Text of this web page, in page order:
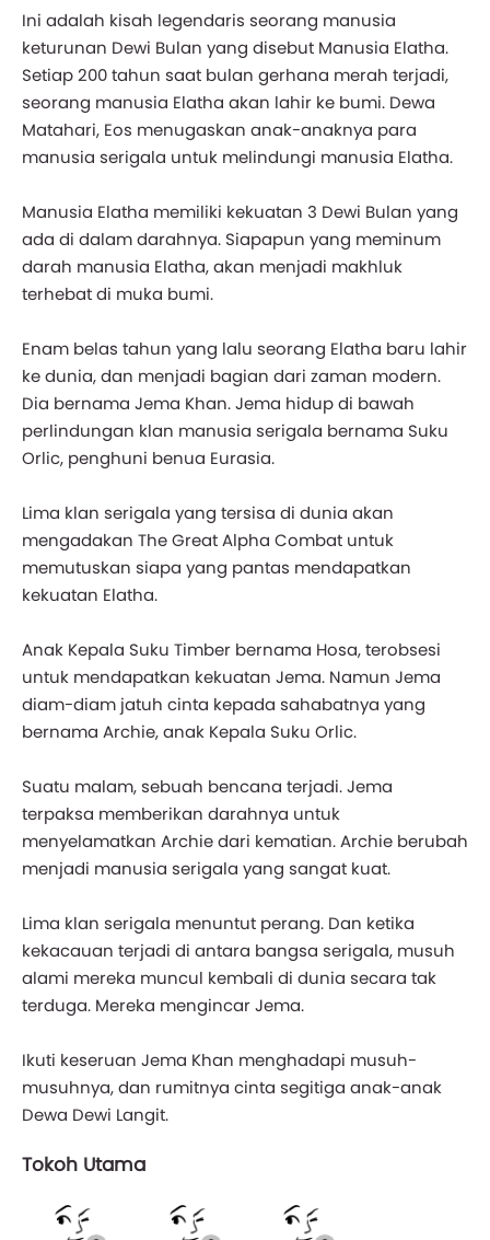
Ini adalah kisah legendaris seorang manusia
keturunan Dewi Bulan yang disebut Manusia Elatha.
Setiap 200 tahun saat bulan gerhana merah terjadi,
seorang manusia Elatha akan lahir ke bumi. Dewa
Matahari, Eos menugaskan anak-anaknya para
manusia serigala untuk melindungi manusia Elatha.
Manusia Elatha memiliki kekuatan 3 Dewi Bulan yang
ada di dalam darahnya. Siapapun yang meminum
darah manusia Elatha, akan menjadi makhluk
terhebat di muka bumi.
Enam belas tahun yang lalu seorang Elatha baru lahir
ke dunia, dan menjadi bagian dari zaman modern.
Dia bernama Jema Khan. Jema hidup di bawah
perlindungan klan manusia serigala bernama Suku
Orlic, penghuni benua Eurasia.
Lima klan serigala yang tersisa di dunia akan
mengadakan The Great Alpha Combat untuk
memutuskan siapa yang pantas mendapatkan
kekuatan Elatha.
Anak Kepala Suku Timber bernama Hosa, terobsesi
untuk mendapatkan kekuatan Jema. Namun Jema
diam-diam jatuh cinta kepada sahabatnya yang
bernama Archie, anak Kepala Suku Orlic.
Suatu malam, sebuah bencana terjadi. Jema
terpaksa memberikan darahnya untuk
menyelamatkan Archie dari kematian. Archie berubah
menjadi manusia serigala yang sangat kuat.
Lima klan serigala menuntut perang. Dan ketika
kekacauan terjadi di antara bangsa serigala, musuh
alami mereka muncul kembali di dunia secara tak
terduga. Mereka mengincar Jema.
Ikuti keseruan Jema Khan menghadapi musuh-
musuhnya, dan rumitnya cinta segitiga anak-anak
Dewa Dewi Langit.
Tokoh Utama